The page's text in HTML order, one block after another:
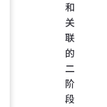
和
关
联
的
二
阶
段